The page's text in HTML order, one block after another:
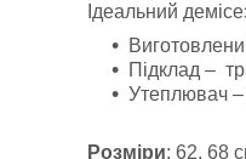
Ідеальний
Підклад –
Утеплювач –
Розміри: 62, 68